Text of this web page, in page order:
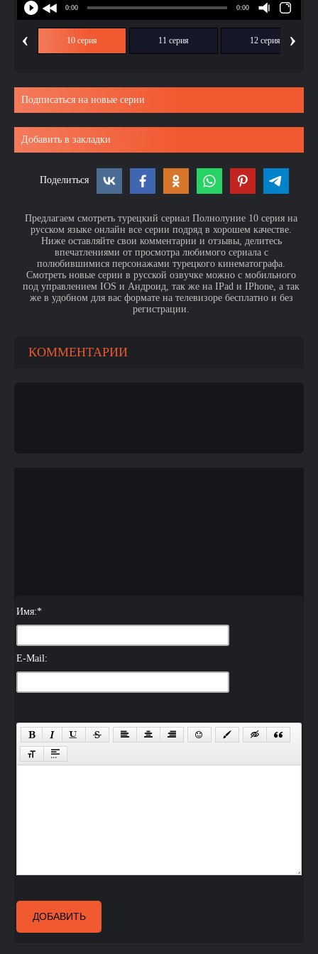
‹ 10 серия 11 серия 12 серия ›
Подписаться на новые серии
Добавить в закладки
Поделиться
Предлагаем смотреть турецкий сериал Полнолуние 10 серия на
русском языке онлайн все серии подряд в хорошем качестве.
Ниже оставляйте свои комментарии и отзывы, делитесь
впечатлениями от просмотра любимого сериала с
полюбившимися персонажами турецкого кинематографа.
Смотреть новые серии в русской озвучке можно с мобильного
под управлением IOS и Андроид, так же на IPad и IPhone, а так
же в удобном для вас формате на телевизоре бесплатно и без
регистрации.
КОММЕНТАРИИ
Имя:*
E-Mail:
ДОБАВИТЬ